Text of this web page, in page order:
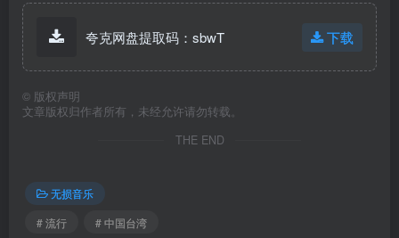
夸克网盘提取码：sbwT 下载
© 版权声明
文章版权归作者所有，未经允许请勿转载。
THE END
无损音乐
# 流行
# 中国台湾